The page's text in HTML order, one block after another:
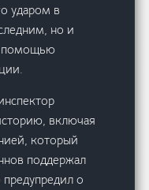
ударом в
но и
помощью
включая
который
поддержал
о